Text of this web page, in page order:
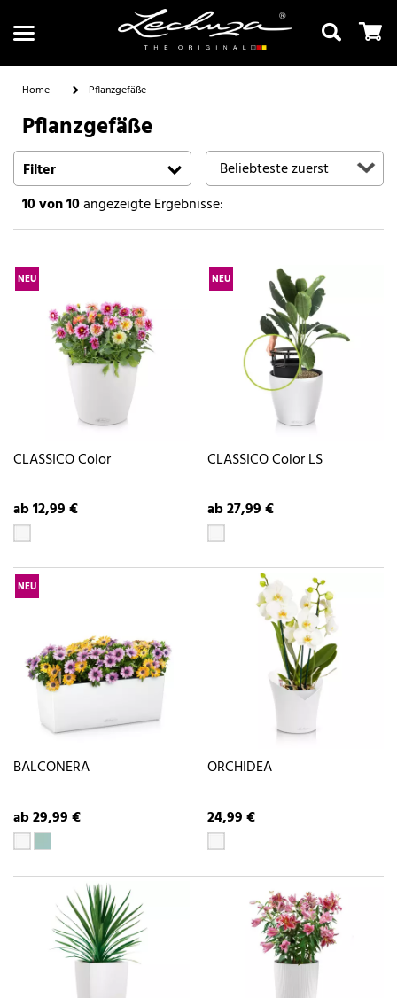
Suchen
Home Pflanzgefäße
Pflanzgefäße
Filter
10von 10angezeigte Ergebnisse:
NEU
CLASSICO Color
ab 12,99 €
NEU
CLASSICO Color LS
ab 27,99 €
NEU
BALCONERA
ab 29,99 €
ORCHIDEA
24,99 €